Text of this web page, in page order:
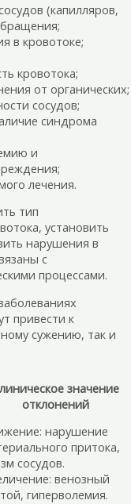
(капилляров,
в кровотоке;
кровотока;
от органических;
сосудов;
синдрома
и
лечения.
тип
установить
нарушения в
с
процессами.
привести к
сужению, так и
значение
отклонений
нарушение
притока,
сосудов.
венозный
гиперволемия.